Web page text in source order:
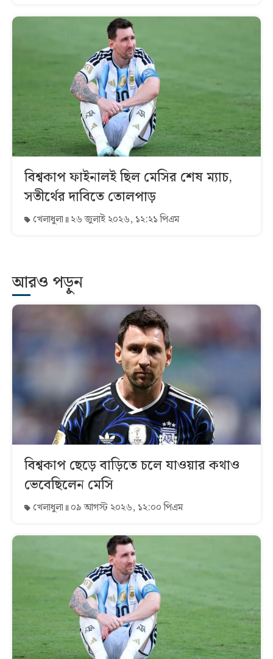
বিশ্বকাপ ফাইনালই ছিল মেসির শেষ ম্যাচ,
সতীর্থের দাবিতে তোলপাড়
খেলাধুলা ২৬ জুলাই ২০২৬, ১২:২১ পিএম
আরও পড়ুন
বিশ্বকাপ ছেড়ে বাড়িতে চলে যাওয়ার কথাও
ভেবেছিলেন মেসি
খেলাধুলা ০৯ আগস্ট ২০২৬, ১২:০০ পিএম